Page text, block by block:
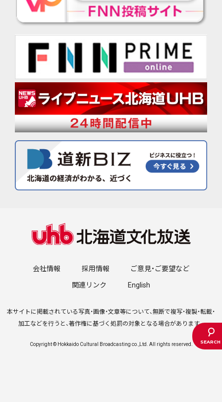
会社情報 採用情報 ご意見・ご要望など
関連リンク English
本サイトに掲載されている写真・画像・文章等について、無断で複写・複製・転載・
加工などを行うと、著作権に基づく処罰の対象となる場合があります。
Copyright © Hokkaido Cultural Broadcasting co.,Ltd. All rights reserved.